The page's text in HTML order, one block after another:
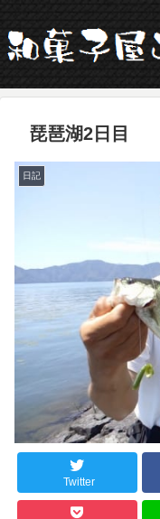
琵琶湖2日目
日記
Twitter